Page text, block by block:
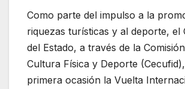
Como parte del impulso a la
riquezas turísticas y al deporte, el
del Estado, a través de la
Cultura Física y Deporte
primera ocasión la Vuelta